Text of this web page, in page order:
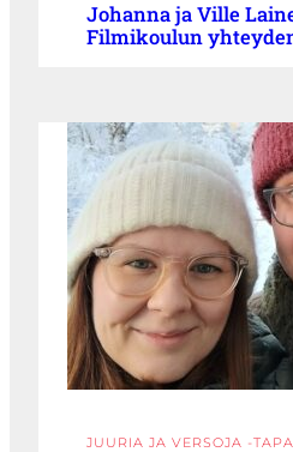
Johanna ja Ville
Filmikoulun
JUURIA JA VERSOJA -